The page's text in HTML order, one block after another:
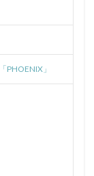
PHOENIX」